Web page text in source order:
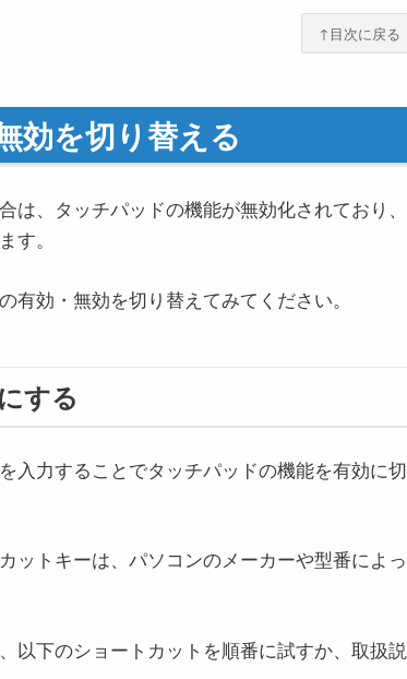
↑目次に戻る
効を切り替える
、タッチパッドの機能が無効化されており、
す。
効・無効を切り替えてみてください。
する
入力することでタッチパッドの機能を有効に切
ットキーは、パソコンのメーカーや型番によっ
以下のショートカットを順番に試すか、取扱説